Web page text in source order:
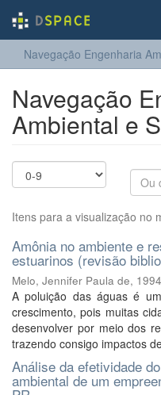
Navegação Engenharia
Navegação
Ambiental e
Itens para a visualização no
Amônia no ambiente e
estuarinos (revisão
Melo, Jennifer Paula de,
A poluição das águas é
crescimento, pois muitas
desenvolver por meio dos
trazendo consigo impactos
Análise da efetividade
ambiental de um